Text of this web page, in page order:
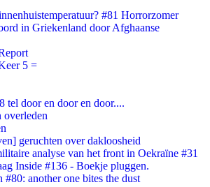
#81 Horrorzomer
in Griekenland door Afghaanse
5 =
tel door en door en door....
overleden
geruchten over dakloosheid
analyse van het front in Oekraïne #31
Inside #136 - Boekje pluggen.
#80: another one bites the dust